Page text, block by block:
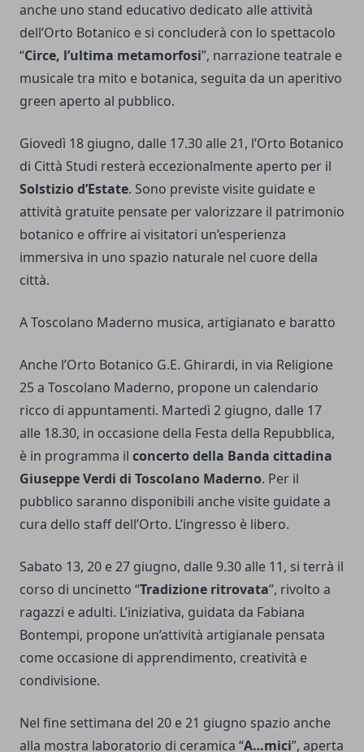
anche uno stand educativo dedicato alle attività
dell’Orto Botanico e si concluderà con lo spettacolo
“Circe, l’ultima metamorfosi”, narrazione teatrale e
musicale tra mito e botanica, seguita da un aperitivo
green aperto al pubblico.
Giovedì 18 giugno, dalle 17.30 alle 21, l’Orto Botanico
di Città Studi resterà eccezionalmente aperto per il
Solstizio d’Estate. Sono previste visite guidate e
attività gratuite pensate per valorizzare il patrimonio
botanico e offrire ai visitatori un’esperienza
immersiva in uno spazio naturale nel cuore della
città.
A Toscolano Maderno musica, artigianato e baratto
Anche l’Orto Botanico G.E. Ghirardi, in via Religione
25 a Toscolano Maderno, propone un calendario
ricco di appuntamenti. Martedì 2 giugno, dalle 17
alle 18.30, in occasione della Festa della Repubblica,
è in programma il concerto della Banda cittadina
Giuseppe Verdi di Toscolano Maderno. Per il
pubblico saranno disponibili anche visite guidate a
cura dello staff dell’Orto. L’ingresso è libero.
Sabato 13, 20 e 27 giugno, dalle 9.30 alle 11, si terrà il
corso di uncinetto “Tradizione ritrovata”, rivolto a
ragazzi e adulti. L’iniziativa, guidata da Fabiana
Bontempi, propone un’attività artigianale pensata
come occasione di apprendimento, creatività e
condivisione.
Nel fine settimana del 20 e 21 giugno spazio anche
alla mostra laboratorio di ceramica “A…mici”, aperta